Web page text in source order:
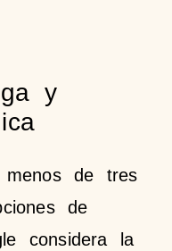
y
de tres
de
considera la